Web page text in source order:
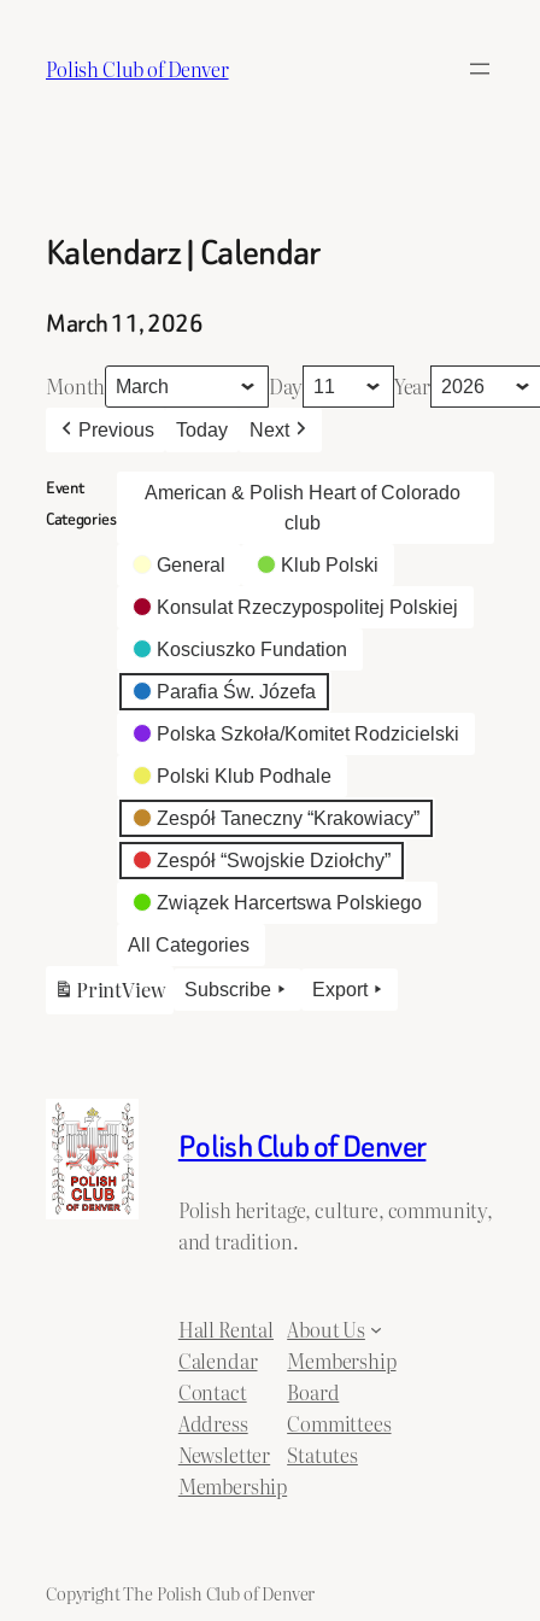
content
Polish Club of Denver
Kalendarz | Calendar
March 11, 2026
Month Day Year
Previous Today Next
Event
Categories
American & Polish Heart of Colorado
club
General Klub Polski
Konsulat Rzeczypospolitej Polskiej
Kosciuszko Fundation
Parafia Św. Józefa
Polska Szkoła/Komitet Rodzicielski
Polski Klub Podhale
Zespół Taneczny “Krakowiacy”
Zespół “Swojskie Dziołchy”
Związek Harcertswa Polskiego
All Categories
PrintView Subscribe Export
Polish Club of Denver
Polish heritage, culture, community,
and tradition.
Hall Rental
Calendar
Contact
Address
Newsletter
Membership
About Us
Membership
Board
Committees
Statutes
Copyright The Polish Club of Denver